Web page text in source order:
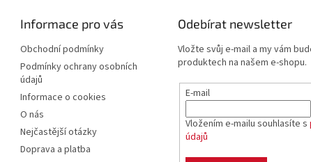
Informace pro vás
Obchodní podmínky
Podmínky ochrany osobních
údajů
Informace o cookies
O nás
Nejčastější otázky
Doprava a platba
Odebírat newsletter
Vložte svůj e-mail a my vám
produktech na našem e-shopu.
E-mail
Vložením e-mailu souhlasíte s
údajů